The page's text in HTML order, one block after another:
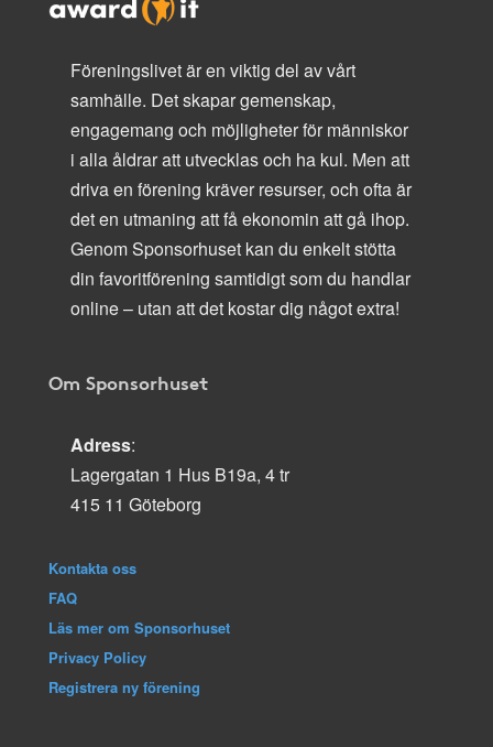
Föreningslivet är en viktig del av vårt
samhälle. Det skapar gemenskap,
engagemang och möjligheter för människor
i alla åldrar att utvecklas och ha kul. Men att
driva en förening kräver resurser, och ofta är
det en utmaning att få ekonomin att gå ihop.
Genom Sponsorhuset kan du enkelt stötta
din favoritförening samtidigt som du handlar
online – utan att det kostar dig något extra!
Om Sponsorhuset
Adress:
Lagergatan 1 Hus B19a, 4 tr
415 11 Göteborg
Kontakta oss
FAQ
Läs mer om Sponsorhuset
Privacy Policy
Registrera ny förening